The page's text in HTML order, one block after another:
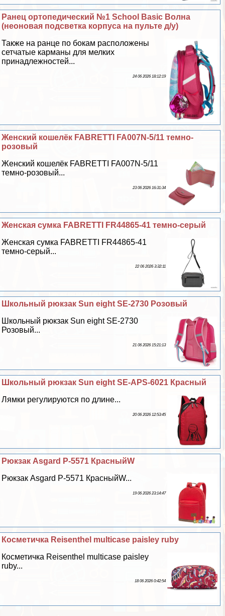
Ранец ортопедический №1 School Basic Волна
(неоновая подсветка корпуса на пульте д/у)
Также на ранце по бокам расположены
сетчатые карманы для мелких
принадлежностей...
24 06 2026 18:12:19
Женский кошелёк FABRETTI FA007N-5/11 темно-
розовый
Женский кошелёк FABRETTI FA007N-5/11
темно-розовый...
23 06 2026 16:31:34
Женская сумка FABRETTI FR44865-41 темно-серый
Женская сумка FABRETTI FR44865-41
темно-серый...
22 06 2026 3:32:11
Школьный рюкзак Sun eight SE-2730 Розовый
Школьный рюкзак Sun eight SE-2730
Розовый...
21 06 2026 15:21:13
Школьный рюкзак Sun eight SE-APS-6021 Красный
Лямки регулируются по длине...
20 06 2026 12:53:45
Рюкзак Asgard Р-5571 КрасныйW
Рюкзак Asgard Р-5571 КрасныйW...
19 06 2026 23:14:47
Косметичка Reisenthel multicase paisley ruby
Косметичка Reisenthel multicase paisley
ruby...
18 06 2026 0:42:54